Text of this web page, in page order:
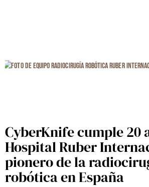
CyberKnife cumple 20
Hospital Ruber
pionero de la
robótica en España